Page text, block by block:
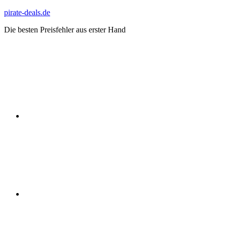
Zum
springen
pirate-deals.de
Die besten Preisfehler aus erster Hand